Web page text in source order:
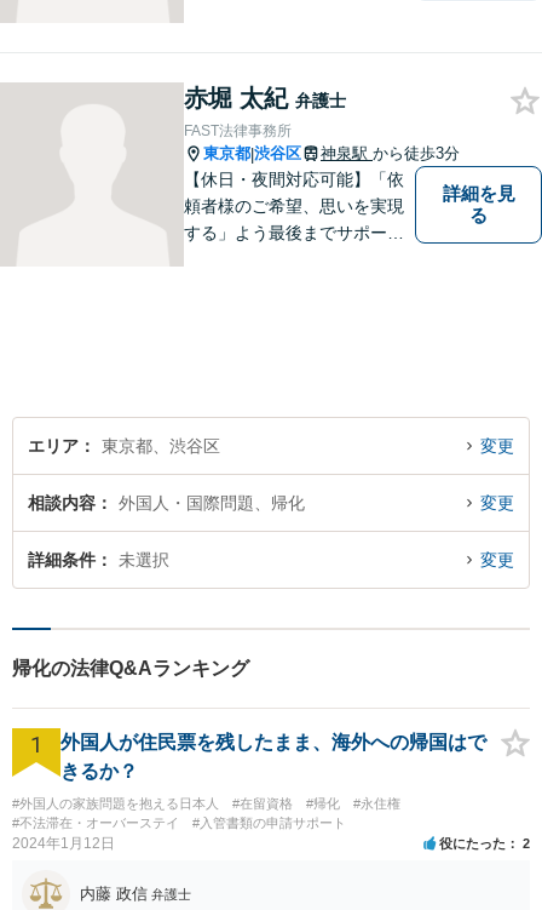
験を生かして、幅広い分野の
法務課題の解決に対応いたし
ます。
赤堀 太紀 弁護士
FAST法律事務所
東京都|渋谷区 神泉駅 から徒歩3分
【休日・夜間対応可能】「依
頼者様のご希望、思いを実現
する」よう最後までサポート
詳細を見
る
エリア 東京都、渋谷区 変更
相談内容 外国人・国際問題、帰化 変更
詳細条件 未選択 変更
帰化の法律Q&Aランキング
1
外国人が住民票を残したまま、海外への帰国はで
きるか？
#外国人の家族問題を抱える日本人 #在留資格 #帰化
#永住権
#不法滞在・オーバーステイ
#入管書類の申請サポート
2024年1月12日 役にたった 2
内藤 政信 弁護士